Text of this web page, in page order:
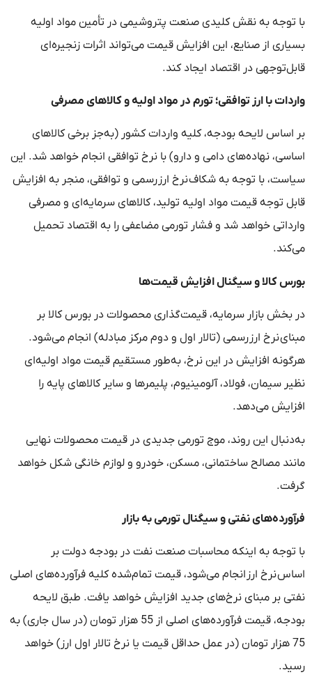
با توجه به نقش کلیدی صنعت پتروشیمی در تأمین مواد اولیه
بسیاری از صنایع، این افزایش قیمت می‌تواند اثرات زنجیره‌ای
قابل‌توجهی در اقتصاد ایجاد کند.
واردات با ارز توافقی؛ تورم در مواد اولیه و کالاهای مصرفی
بر اساس لایحه بودجه، کلیه واردات کشور (به‌جز برخی کالاهای
اساسی، نهاده‌های دامی و دارو) با نرخ توافقی انجام خواهد شد. این
سیاست، با توجه به شکاف نرخ ارز رسمی و توافقی، منجر به افزایش
قابل توجه قیمت مواد اولیه تولید، کالاهای سرمایه‌ای و مصرفی
وارداتی خواهد شد و فشار تورمی مضاعفی را به اقتصاد تحمیل
می‌کند.
بورس کالا و سیگنال افزایش قیمت‌ها
در بخش بازار سرمایه، قیمت‌گذاری محصولات در بورس کالا بر
مبنای نرخ ارز رسمی (تالار اول و دوم مرکز مبادله) انجام می‌شود.
هرگونه افزایش در این نرخ، به‌طور مستقیم قیمت مواد اولیه‌ای
نظیر سیمان، فولاد، آلومینیوم، پلیمرها و سایر کالاهای پایه را
افزایش می‌دهد.
به‌دنبال این روند، موج تورمی جدیدی در قیمت محصولات نهایی
مانند مصالح ساختمانی، مسکن، خودرو و لوازم خانگی شکل خواهد
گرفت.
فرآورده‌های نفتی و سیگنال تورمی به بازار
با توجه به اینکه محاسبات صنعت نفت در بودجه دولت بر
اساس نرخ ارز انجام می‌شود، قیمت تمام‌شده کلیه فرآورده‌های اصلی
نفتی بر مبنای نرخ‌های جدید افزایش خواهد یافت. طبق لایحه
بودجه، قیمت فرآورده‌های اصلی از 55 هزار تومان (در سال جاری) به
75 هزار تومان (در عمل حداقل قیمت یا نرخ تالار اول ارز) خواهد
رسید.